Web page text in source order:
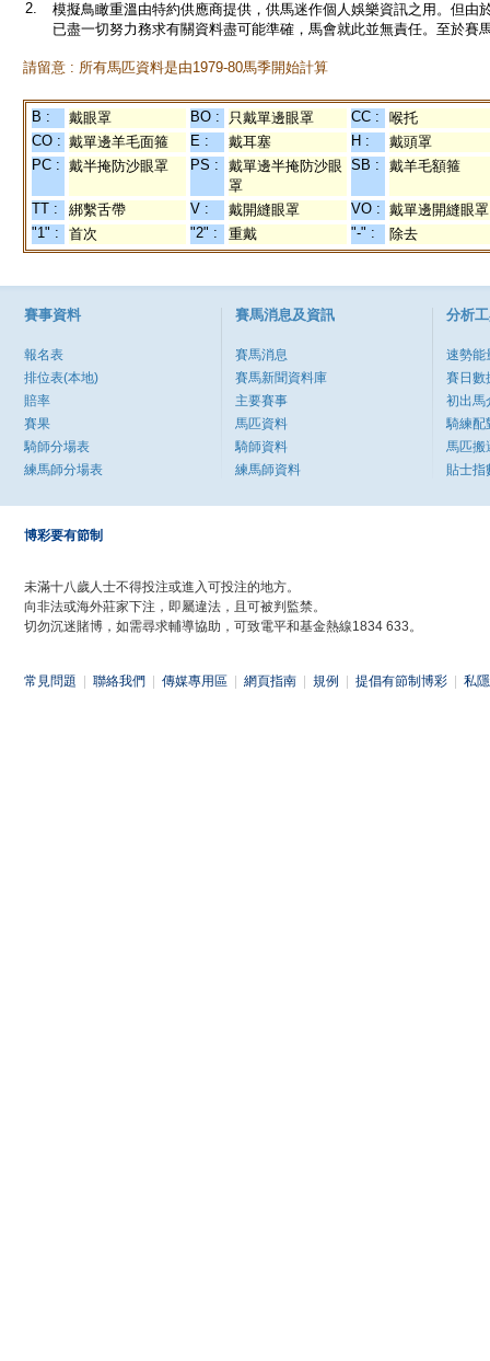
2.
模擬鳥瞰重溫由特約供應商提供，供馬迷作個人娛樂資訊之用。但
已盡一切努力務求有關資料盡可能準確，馬會就此並無責任。至於賽
請留意 : 所有馬匹資料是由1979-80馬季開始計算
B : 戴眼罩 BO : 只戴單邊眼罩 CC :
喉托
CO : 戴單邊羊毛面箍 E : 戴耳塞 H :
戴頭罩
PC : 戴半掩防沙眼罩 PS :
戴單邊半掩防沙眼
罩
SB : 戴羊毛額箍
TT : 綁繫舌帶 V : 戴開縫眼罩 VO : 戴單邊開縫眼罩
"1" :
首次 "2" : 重戴 "-" : 除去
賽事資料
報名表
排位表(本地)
賠率
賽果
騎師分場表
練馬師分場表
賽馬消息及資訊
賽馬消息
賽馬新聞資料庫
主要賽事
馬匹資料
騎師資料
練馬師資料
分析
速勢能
賽日數
初出馬
騎練配
馬匹搬
貼士指
博彩要有節制
未滿十八歲人士不得投注或進入可投注的地方。
向非法或海外莊家下注，即屬違法，且可被判監禁。
切勿沉迷賭博，如需尋求輔導協助，可致電平和基金熱線1834 633。
常見問題 聯絡我們 傳媒專用區 網頁指南 規例 提倡有節制博彩 私